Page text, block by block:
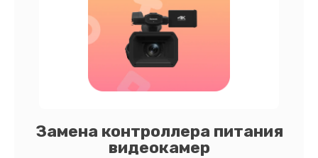
Замена контроллера питания
видеокамер